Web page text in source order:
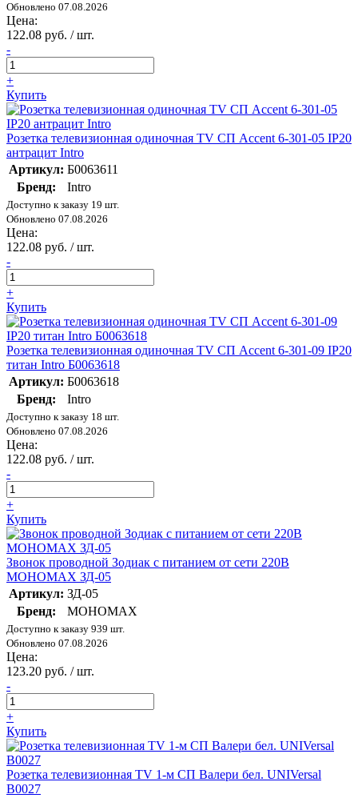
Обновлено 07.08.2026
Цена:
122.08 руб. / шт.
-
+
Купить
Розетка телевизионная одиночная TV СП Accent 6-301-05 IP20
антрацит Intro
Артикул: Б0063611
Бренд:
Intro
Доступно к заказу 19 шт.
Обновлено 07.08.2026
Цена:
122.08 руб. / шт.
-
+
Купить
Розетка телевизионная одиночная TV СП Accent 6-301-09 IP20
титан Intro Б0063618
Артикул: Б0063618
Бренд:
Intro
Доступно к заказу 18 шт.
Обновлено 07.08.2026
Цена:
122.08 руб. / шт.
-
+
Купить
Звонок проводной Зодиак с питанием от сети 220В
МОНОМАХ ЗД-05
Артикул: ЗД-05
Бренд:
МОНОМАХ
Доступно к заказу 939 шт.
Обновлено 07.08.2026
Цена:
123.20 руб. / шт.
-
+
Купить
Розетка телевизионная TV 1-м СП Валери бел. UNIVersal
В0027